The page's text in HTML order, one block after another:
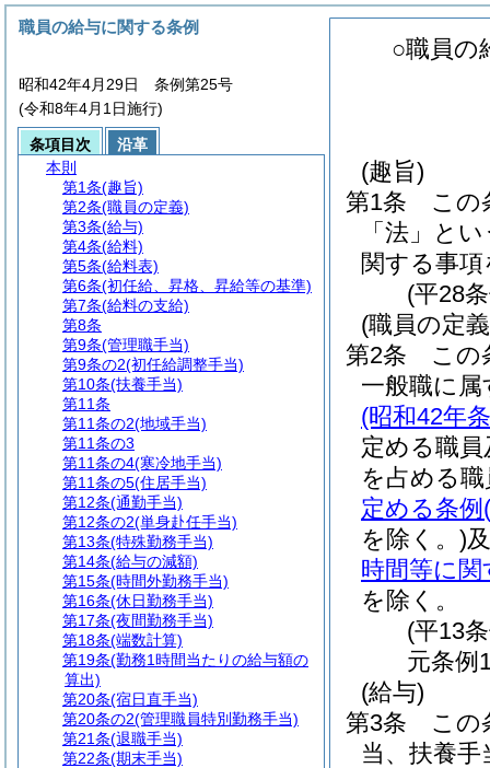
○職員の
(趣旨)
第1条
この
「法」と
関する事
(平28
(職員の定
第2条
この
一般職に
(昭和42年
定める職
を占める職
定める条例
を除く。)
時間等に
を除く。
(平13
元条例
(給与)
第3条
この
当、扶養
職員の給与に関する条例
昭和42年4月29日 条例第25号
(令和8年4月1日施行)
条項目次
沿革
本則
第1条(趣旨)
第2条(職員の定義)
第3条(給与)
第4条(給料)
第5条(給料表)
第6条(初任給、昇格、昇給等の基準)
第7条(給料の支給)
第8条
第9条(管理職手当)
第9条の2(初任給調整手当)
第10条(扶養手当)
第11条
第11条の2(地域手当)
第11条の3
第11条の4(寒冷地手当)
第11条の5(住居手当)
第12条(通勤手当)
第12条の2(単身赴任手当)
第13条(特殊勤務手当)
第14条(給与の減額)
第15条(時間外勤務手当)
第16条(休日勤務手当)
第17条(夜間勤務手当)
第18条(端数計算)
第19条(勤務1時間当たりの給与額の
算出)
第20条(宿日直手当)
第20条の2(管理職員特別勤務手当)
第21条(退職手当)
第22条(期末手当)